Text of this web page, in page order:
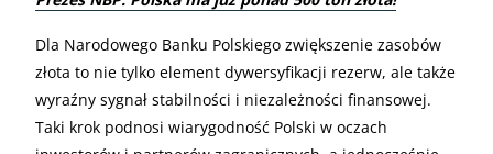
Dla Narodowego Banku Polskiego zwiększenie zasobów
złota to nie tylko element dywersyfikacji rezerw, ale także
wyraźny sygnał stabilności i niezależności finansowej.
Taki krok podnosi wiarygodność Polski w oczach